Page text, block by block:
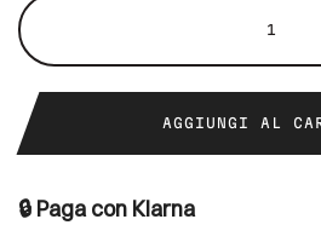
AGGIUNGI AL
🔒 Paga con Klarna